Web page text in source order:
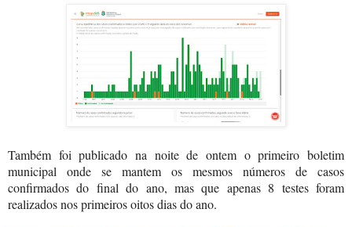
Também foi publicado na noite de ontem o primeiro boletim
municipal onde se mantem os mesmos números de casos
confirmados do final do ano, mas que apenas 8 testes foram
realizados nos primeiros oitos dias do ano.